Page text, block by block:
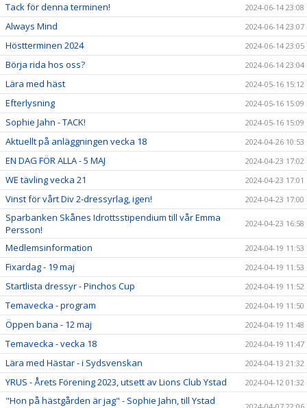
Tack för denna terminen! 2024-06-14 23:08
Always Mind 2024-06-14 23:07
Höstterminen 2024 2024-06-14 23:05
Börja rida hos oss? 2024-06-14 23:04
Lära med häst 2024-05-16 15:12
Efterlysning 2024-05-16 15:09
Sophie Jahn - TACK! 2024-05-16 15:09
Aktuellt på anläggningen vecka 18 2024-04-26 10:53
EN DAG FÖR ALLA - 5 MAJ 2024-04-23 17:02
WE tävling vecka 21 2024-04-23 17:01
Vinst för vårt Div 2-dressyrlag, igen! 2024-04-23 17:00
Sparbanken Skånes Idrottsstipendium till vår Emma
Persson!
2024-04-23 16:58
Medlemsinformation 2024-04-19 11:53
Fixardag - 19 maj 2024-04-19 11:53
Startlista dressyr - Pinchos Cup 2024-04-19 11:52
Temavecka - program 2024-04-19 11:50
Öppen bana - 12 maj 2024-04-19 11:48
Temavecka - vecka 18 2024-04-19 11:47
Lära med Hästar - i Sydsvenskan 2024-04-13 21:32
YRUS - Årets Förening 2023, utsett av Lions Club Ystad 2024-04-12 01:32
"Hon på hästgården är jag" - Sophie Jahn, till Ystad